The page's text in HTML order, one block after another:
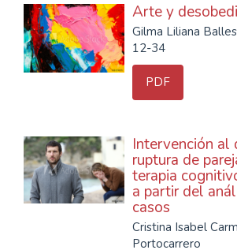
Arte y
Gilma Liliana
12-34
PDF
Intervención al
ruptura de
terapia
a partir del
casos
Cristina Isabel
Portocarrero